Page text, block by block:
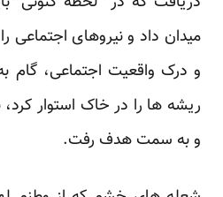
میدان داد و نیروهای اجتماعی
و درک واقعیت اجتماعی، گام
ریشه ها را در خاک استوار
و به سمت هدف رفت.